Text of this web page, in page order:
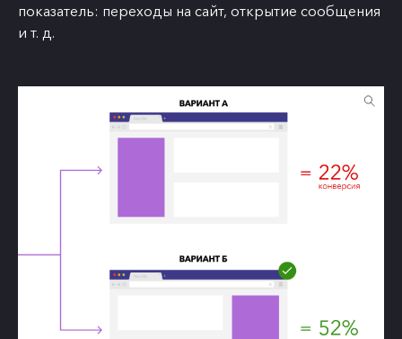
показатель: переходы на сайт, открытие сообщения
и т. д.